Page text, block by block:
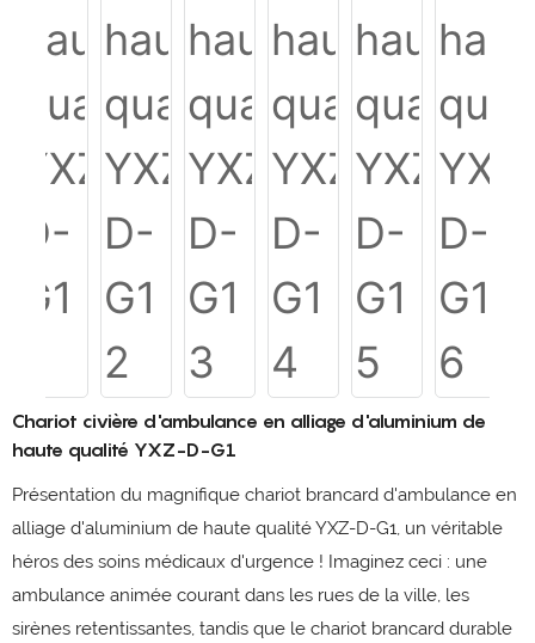
Chariot civière d'ambulance en alliage d'aluminium de
haute qualité YXZ-D-G1
Présentation du magnifique chariot brancard d'ambulance en
alliage d'aluminium de haute qualité YXZ-D-G1, un véritable
héros des soins médicaux d'urgence ! Imaginez ceci : une
ambulance animée courant dans les rues de la ville, les
sirènes retentissantes, tandis que le chariot brancard durable